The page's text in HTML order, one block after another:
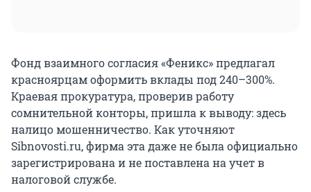
Фонд взаимного согласия «Феникс» предлагал
красноярцам оформить вклады под 240–300%.
Краевая прокуратура, проверив работу
сомнительной конторы, пришла к выводу: здесь
налицо мошенничество. Как уточняют
Sibnovosti.ru, фирма эта даже не была официально
зарегистрирована и не поставлена на учет в
налоговой службе.